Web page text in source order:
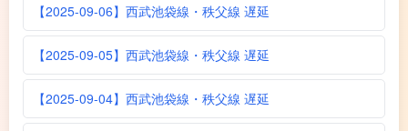
【2025-09-06】西武池袋線・秩父線 遅延
【2025-09-05】西武池袋線・秩父線 遅延
【2025-09-04】西武池袋線・秩父線 遅延